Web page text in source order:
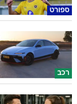
ספורט
רכב